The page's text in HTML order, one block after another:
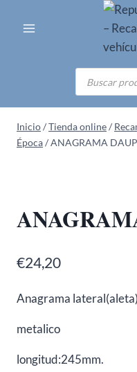
Búsqueda
de
productos
Inicio/Tienda online/
Época/ANAGRAMA
€24,20
Anagrama lateral(aleta)
metalico
longitud:245mm.